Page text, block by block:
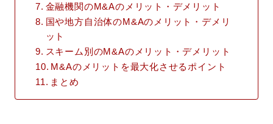
金融機関のM&Aのメリット・デメリット
国や地方自治体のM&Aのメリット・デメリ
ット
スキーム別のM&Aのメリット・デメリット
M&Aのメリットを最大化させるポイント
まとめ